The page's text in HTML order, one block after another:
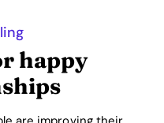
happy